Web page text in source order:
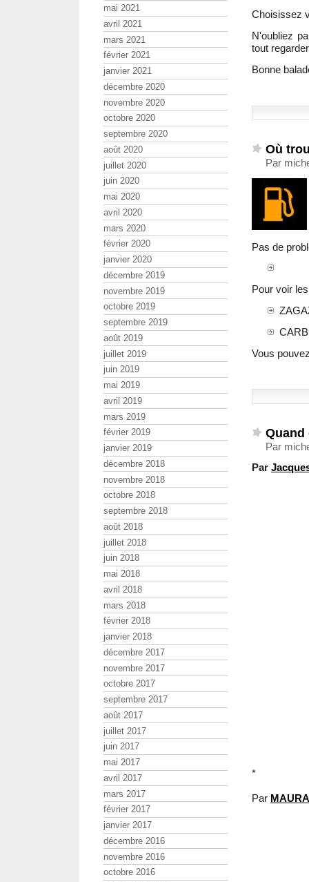
Choisissez
N'oubliez
tout
Bonne
Où
Par
Pas de
Pour voir
Vous
Quand
Par
Par
*
Par
mai 2021
avril 2021
mars 2021
février 2021
janvier 2021
décembre 2020
novembre 2020
octobre 2020
septembre 2020
août 2020
juillet 2020
juin 2020
mai 2020
avril 2020
mars 2020
février 2020
janvier 2020
décembre 2019
novembre 2019
octobre 2019
septembre 2019
août 2019
juillet 2019
juin 2019
mai 2019
avril 2019
mars 2019
février 2019
janvier 2019
décembre 2018
novembre 2018
octobre 2018
septembre 2018
août 2018
juillet 2018
juin 2018
mai 2018
avril 2018
mars 2018
février 2018
janvier 2018
décembre 2017
novembre 2017
octobre 2017
septembre 2017
août 2017
juillet 2017
juin 2017
mai 2017
avril 2017
mars 2017
février 2017
janvier 2017
décembre 2016
novembre 2016
octobre 2016